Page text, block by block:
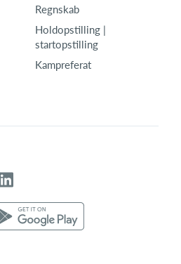
Regnskab
Holdopstilling |
startopstilling
Kampreferat